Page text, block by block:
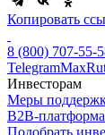
Копировать
8 (800) 707-55-
TelegramMax
Инвесторам
Меры
B2B-
Подобрать